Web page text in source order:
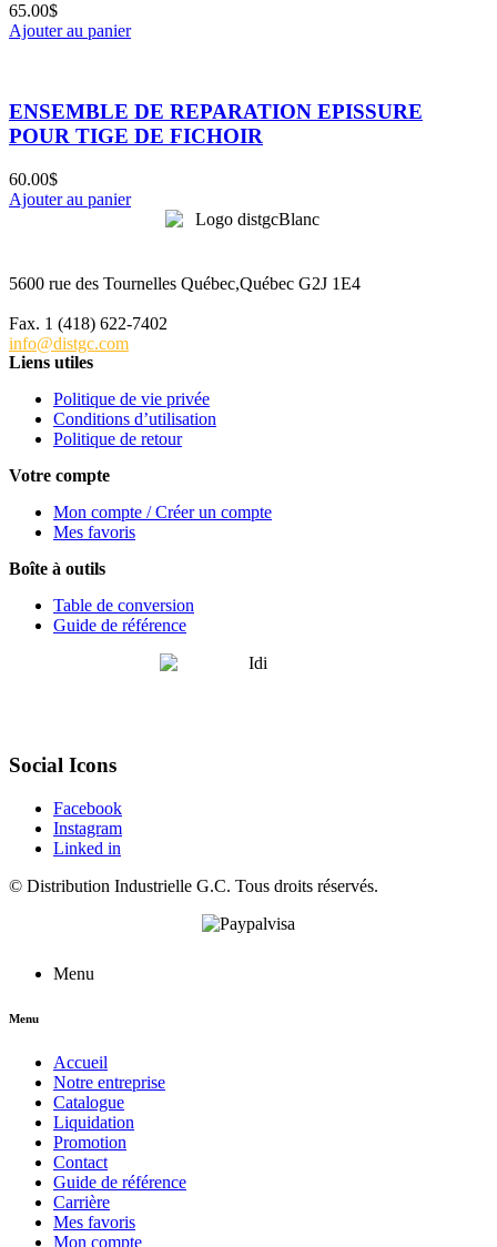
65.00$
Ajouter au panier
ENSEMBLE DE REPARATION EPISSURE
POUR TIGE DE FICHOIR
60.00$
Ajouter au panier
5600 rue des Tournelles Québec,Québec G2J 1E4
Fax. 1 (418) 622-7402
info@distgc.com
Liens utiles
Politique de vie privée
Conditions d’utilisation
Politique de retour
Votre compte
Mon compte / Créer un compte
Mes favoris
Boîte à outils
Table de conversion
Guide de référence
Social Icons
Facebook
Instagram
Linked in
© Distribution Industrielle G.C. Tous droits réservés.
Menu
Menu
Accueil
Notre entreprise
Catalogue
Liquidation
Promotion
Contact
Guide de référence
Carrière
Mes favoris
Mon compte